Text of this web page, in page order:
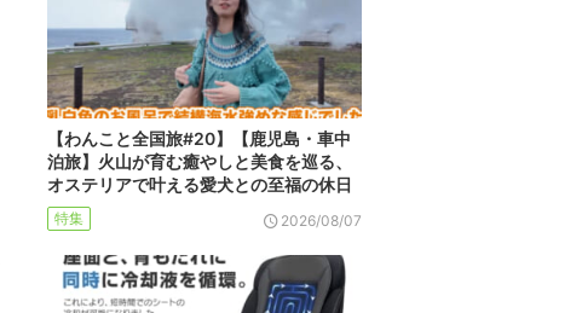
【わんこと全国旅#20】【鹿児島・車中
泊旅】火山が育む癒やしと美食を巡る、
オステリアで叶える愛犬との至福の休日
特集 2026/08/07